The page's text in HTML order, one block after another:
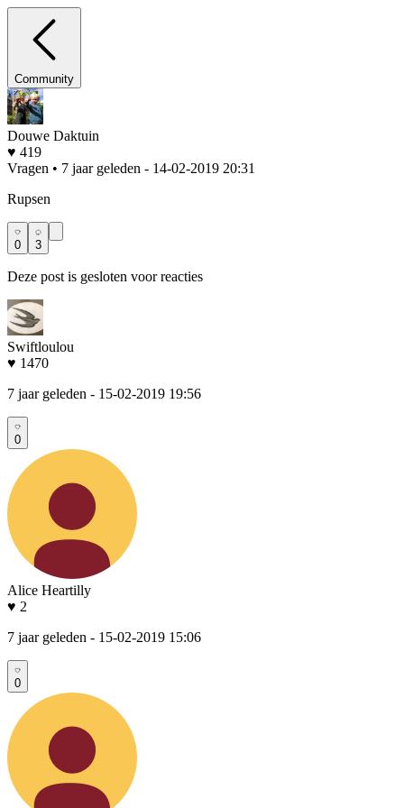
Community
Douwe Daktuin
♥ 419
Vragen • 7 jaar geleden - 14-02-2019 20:31
Rupsen
0 3
Deze post is gesloten voor reacties
Swiftloulou
♥ 1470
7 jaar geleden - 15-02-2019 19:56
0
Alice Heartilly
♥ 2
7 jaar geleden - 15-02-2019 15:06
0